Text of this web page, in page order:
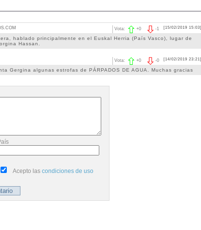
[15/02/2019 15:03]
-1
Vota: +0
hablado principalmente en el Euskal Herria (País Vasco), lugar de
Hassan.
[14/02/2019 23:21]
-0
Vota: +0
Gergina algunas estrofas de PÁRPADOS DE AGUA. Muchas gracias
Acepto las condiciones de uso